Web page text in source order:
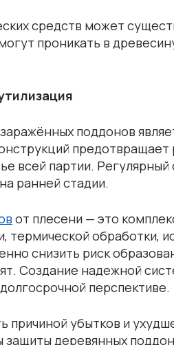
средств может
проникать в
поддонов
всей партии.
ранней стадии.
от плесени — это
обработки,
снизить риск
Создание надежной
перспективе.
причиной убытков и
деревянных